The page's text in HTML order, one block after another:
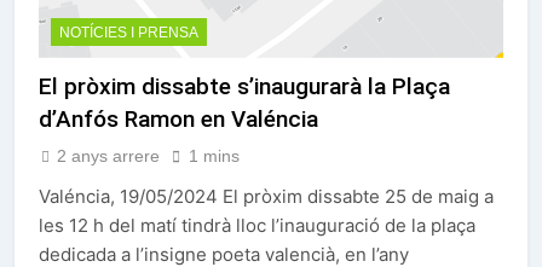
NOTÍCIES I PRENSA
El pròxim dissabte s’inaugurarà la Plaça
d’Anfós Ramon en Valéncia
2 anys arrere 1 mins
Valéncia, 19/05/2024 El pròxim dissabte 25 de maig a
les 12 h del matí tindrà lloc l’inauguració de la plaça
dedicada a l’insigne poeta valencià, en l’any